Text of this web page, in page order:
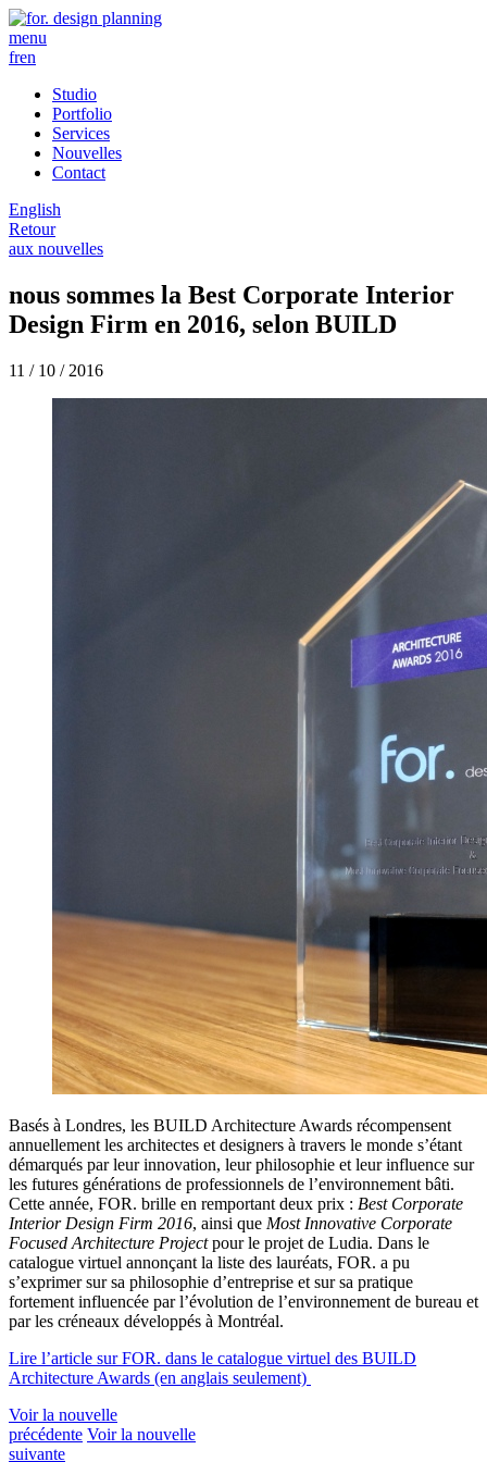
menu
fren
Studio
Portfolio
Services
Nouvelles
Contact
English
Retour
aux nouvelles
nous sommes la Best Corporate Interior
Design Firm en 2016, selon BUILD
11 / 10 / 2016
Basés à Londres, les BUILD Architecture Awards récompensent
annuellement les architectes et designers à travers le monde s’étant
démarqués par leur innovation, leur philosophie et leur influence sur
les futures générations de professionnels de l’environnement bâti.
Cette année, FOR. brille en remportant deux prix : Best Corporate
Interior Design Firm 2016, ainsi que Most Innovative Corporate
Focused Architecture Projectpour le projet de Ludia. Dans le
catalogue virtuel annonçant la liste des lauréats, FOR. a pu
s’exprimer sur sa philosophie d’entreprise et sur sa pratique
fortement influencée par l’évolution de l’environnement de bureau et
par les créneaux développés à Montréal.
Lire l’article sur FOR. dans le catalogue virtuel des BUILD
Architecture Awards (en anglais seulement)
Voir la nouvelle
précédente Voir la nouvelle
suivante